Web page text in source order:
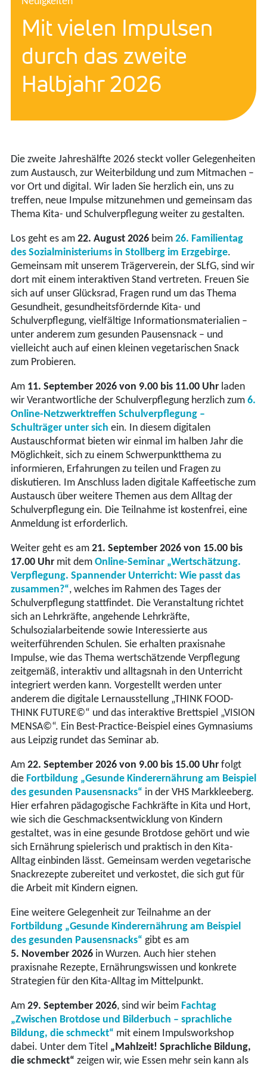
Mit vielen Impulsen
durch das zweite
Halbjahr 2026
Die zweite Jahreshälfte 2026 steckt voller Gelegenheiten
zum Austausch, zur Weiterbildung und zum Mitmachen –
vor Ort und digital. Wir laden Sie herzlich ein, uns zu
treffen, neue Impulse mitzunehmen und gemeinsam das
Thema Kita- und Schulverpflegung weiter zu gestalten.
Los geht es am 22. August 2026 beim 26. Familientag
des Sozialministeriums in Stollberg im Erzgebirge.
Gemeinsam mit unserem Trägerverein, der SLfG, sind wir
dort mit einem interaktiven Stand vertreten. Freuen Sie
sich auf unser Glücksrad, Fragen rund um das Thema
Gesundheit, gesundheitsfördernde Kita- und
Schulverpflegung, vielfältige Informationsmaterialien –
unter anderem zum gesunden Pausensnack – und
vielleicht auch auf einen kleinen vegetarischen Snack
zum Probieren.
Am 11. September 2026 von 9.00 bis 11.00 Uhr laden
wir Verantwortliche der Schulverpflegung herzlich zum 6.
Online-Netzwerktreffen Schulverpflegung –
Schulträger unter sich ein. In diesem digitalen
Austauschformat bieten wir einmal im halben Jahr die
Möglichkeit, sich zu einem Schwerpunktthema zu
informieren, Erfahrungen zu teilen und Fragen zu
diskutieren. Im Anschluss laden digitale Kaffeetische zum
Austausch über weitere Themen aus dem Alltag der
Schulverpflegung ein. Die Teilnahme ist kostenfrei, eine
Anmeldung ist erforderlich.
Weiter geht es am 21. September 2026 von 15.00 bis
17.00 Uhr mit dem Online-Seminar „Wertschätzung.
Verpflegung. Spannender Unterricht: Wie passt das
zusammen?“, welches im Rahmen des Tages der
Schulverpflegung stattfindet. Die Veranstaltung richtet
sich an Lehrkräfte, angehende Lehrkräfte,
Schulsozialarbeitende sowie Interessierte aus
weiterführenden Schulen. Sie erhalten praxisnahe
Impulse, wie das Thema wertschätzende Verpflegung
zeitgemäß, interaktiv und alltagsnah in den Unterricht
integriert werden kann. Vorgestellt werden unter
anderem die digitale Lernausstellung „THINK FOOD-
THINK FUTURE©“ und das interaktive Brettspiel „VISION
MENSA©“. Ein Best-Practice-Beispiel eines Gymnasiums
aus Leipzig rundet das Seminar ab.
Am 22. September 2026 von 9.00 bis 15.00 Uhr folgt
die Fortbildung „Gesunde Kinderernährung am Beispiel
des gesunden Pausensnacks“ in der VHS Markkleeberg.
Hier erfahren pädagogische Fachkräfte in Kita und Hort,
wie sich die Geschmacksentwicklung von Kindern
gestaltet, was in eine gesunde Brotdose gehört und wie
sich Ernährung spielerisch und praktisch in den Kita-
Alltag einbinden lässt. Gemeinsam werden vegetarische
Snackrezepte zubereitet und verkostet, die sich gut für
die Arbeit mit Kindern eignen.
Eine weitere Gelegenheit zur Teilnahme an der
Fortbildung „Gesunde Kinderernährung am Beispiel
des gesunden Pausensnacks“ gibt es am
5. November 2026 in Wurzen. Auch hier stehen
praxisnahe Rezepte, Ernährungswissen und konkrete
Strategien für den Kita-Alltag im Mittelpunkt.
Am 29. September 2026, sind wir beim Fachtag
„Zwischen Brotdose und Bilderbuch – sprachliche
Bildung, die schmeckt“ mit einem Impulsworkshop
dabei. Unter dem Titel „Mahlzeit! Sprachliche Bildung,
die schmeckt“ zeigen wir, wie Essen mehr sein kann als